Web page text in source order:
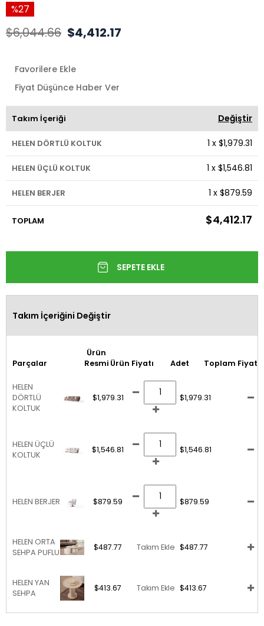
27
$6,044.66 $4,412.17
Favorilere Ekle
Fiyat Düşünce Haber Ver
Takım İçeriği Değiştir
HELEN DÖRTLÜ KOLTUK 1 x $1,979.31
HELEN ÜÇLÜ KOLTUK 1 x $1,546.81
HELEN BERJER 1 x $879.59
TOPLAM $4,412.17
Takım İçeriğini Değiştir
Parçalar
Ürün
Resmi Ürün Fiyatı Adet Toplam Fiyat
HELEN
DÖRTLÜ
KOLTUK
$1,979.31 $1,979.31
HELEN ÜÇLÜ
KOLTUK
$1,546.81 $1,546.81
HELEN BERJER $879.59 $879.59
HELEN ORTA
SEHPA PUFLU
$487.77 Takım Ekle $487.77
HELEN YAN
SEHPA
$413.67 Takım Ekle $413.67